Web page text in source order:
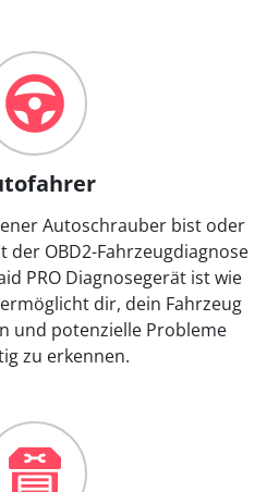
Autoschrauber bist oder
der OBD2-Fahrzeugdiagnose
PRO Diagnosegerät ist wie
dir, dein Fahrzeug
und potenzielle Probleme
zu erkennen.